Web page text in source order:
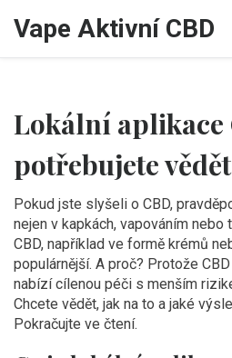
Vape Aktivní CBD
Lokální aplikace
potřebujete vědět
Pokud jste slyšeli o CBD,
nejen v kapkách, vapováním
CBD, například ve formě krémů
populárnější. A proč? Protože
nabízí cílenou péči s menším
Chcete vědět, jak na to a jaké
Pokračujte ve čtení.